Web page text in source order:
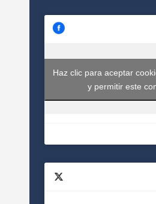
Haz clic para aceptar
y permitir este